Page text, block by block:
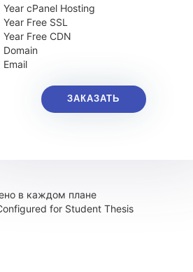
Year cPanel Hosting
Year Free SSL
Year Free CDN
Domain
Email
ЗАКАЗАТЬ
в каждом плане
for Student Thesis